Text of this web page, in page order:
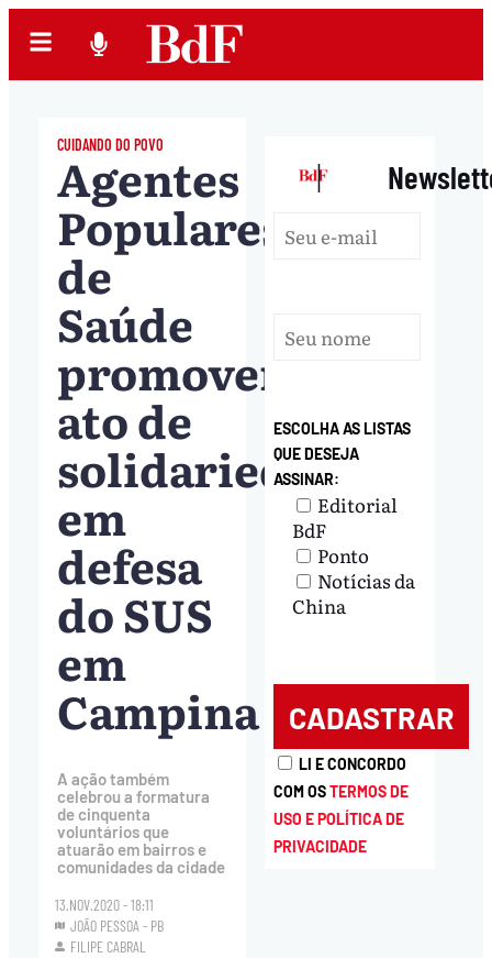
CUIDANDO DO POVO
Agentes
Populares
de
Saúde
promovem
ato de
solidariedade
em
defesa
do SUS
em
Campina
A ação também
celebrou a formatura
de cinquenta
voluntários que
atuarão em bairros e
comunidades da cidade
13.NOV.2020 - 18:11
JOÃO PESSOA - PB
FILIPE CABRAL
|
ESCOLHA AS LISTAS
QUE DESEJA
ASSINAR:
Editorial
BdF
Ponto
Notícias da
China
LI E CONCORDO
COM OSTERMOS DE
USO E POLÍTICA DE
PRIVACIDADE